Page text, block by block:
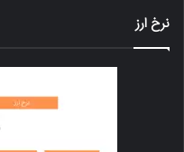
نرخ ارز